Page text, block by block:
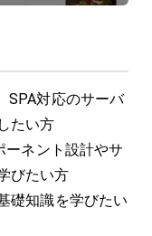
SPA対応のサーバ
たい方
ーネント設計やサ
びたい方
礎知識を学びたい